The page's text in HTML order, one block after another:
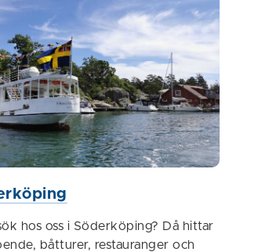
hos oss i Söderköping? Då hittar
båtturer, restauranger och